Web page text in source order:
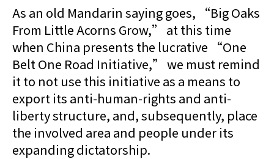
As an old Mandarin saying goes, “Big Oaks
From Little Acorns Grow,” at this time
when China presents the lucrative “One
Belt One Road Initiative,” we must remind
it to not use this initiative as a means to
export its anti-human-rights and anti-
liberty structure, and, subsequently, place
the involved area and people under its
expanding dictatorship.